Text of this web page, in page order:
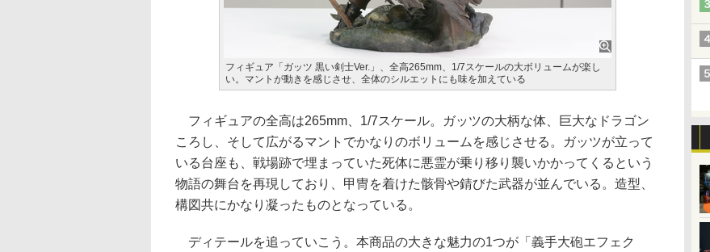
フィギュア「ガッツ 黒い剣士Ver.」、全高265mm、1/7スケールの大ボリュームが楽し
い。マントが動きを感じさせ、全体のシルエットにも味を加えている
フィギュアの全高は265mm、1/7スケール。ガッツの大柄な体、巨大なドラゴン
ころし、そして広がるマントでかなりのボリュームを感じさせる。ガッツが立って
いる台座も、戦場跡で埋まっていた死体に悪霊が乗り移り襲いかかってくるという
物語の舞台を再現しており、甲冑を着けた骸骨や錆びた武器が並んでいる。造型、
構図共にかなり凝ったものとなっている。
ディテールを追っていこう。本商品の大きな魅力の1つが「義手大砲エフェク